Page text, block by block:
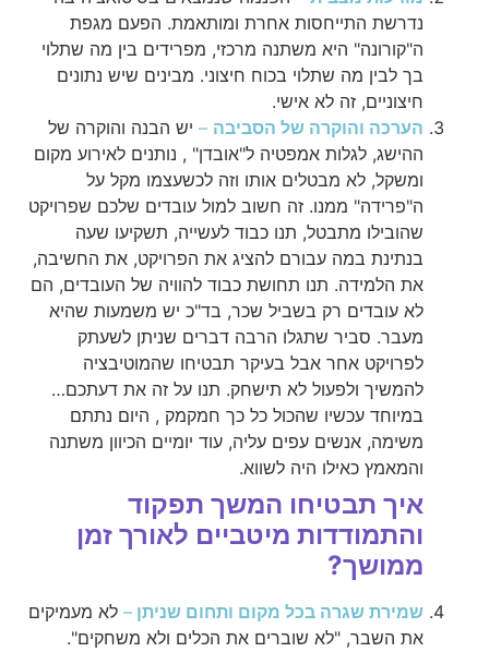
נדרשת התייחסות אחרת ומותאמת. הפעם מגפת
ה"קורונה" היא משתנה מרכזי, מפרידים בין מה שתלוי
בך לבין מה שתלוי בכוח חיצוני. מבינים שיש נתונים
חיצוניים, זה לא אישי.
הערכה והוקרה של הסביבה – יש הבנה והוקרה של
ההישג, לגלות אמפטיה ל"אובדן" , נותנים לאירוע מקום
ומשקל, לא מבטלים אותו וזה לכשעצמו מקל על
ה"פרידה" ממנו. זה חשוב למול עובדים שלכם שפרויקט
שהובילו מתבטל, תנו כבוד לעשייה, תשקיעו שעה
בנתינת במה עבורם להציג את הפרויקט, את החשיבה,
את הלמידה. תנו תחושת כבוד להוויה של העובדים, הם
לא עובדים רק בשביל שכר, בד"כ יש משמעות שהיא
מעבר. סביר שתגלו הרבה דברים שניתן לשעתק
לפרויקט אחר אבל בעיקר תבטיחו שהמוטיבציה
להמשיך ולפעול לא תישחק. תנו על זה את דעתכם…
במיוחד עכשיו שהכול כל כך חמקמק , היום נתתם
משימה, אנשים עפים עליה, עוד יומיים הכיוון משתנה
והמאמץ כאילו היה לשווא.
איך תבטיחו המשך תפקוד
והתמודדות מיטביים לאורך זמן
ממושך?
שמירת שגרה בכל מקום ותחום שניתן – לא מעמיקים
את השבר, "לא שוברים את הכלים ולא משחקים".